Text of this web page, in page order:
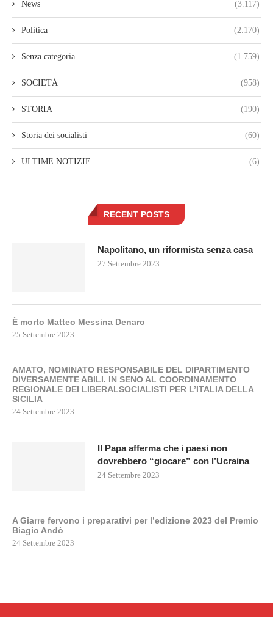
News (3.117)
Politica (2.170)
Senza categoria (1.759)
SOCIETÀ (958)
STORIA (190)
Storia dei socialisti (60)
ULTIME NOTIZIE (6)
RECENT POSTS
Napolitano, un riformista senza casa
27 Settembre 2023
È morto Matteo Messina Denaro
25 Settembre 2023
AMATO, NOMINATO RESPONSABILE DEL DIPARTIMENTO
DIVERSAMENTE ABILI. IN SENO AL COORDINAMENTO
REGIONALE DEI LIBERALSOCIALISTI PER L’ITALIA DELLA
SICILIA
24 Settembre 2023
Il Papa afferma che i paesi non
dovrebbero “giocare” con l’Ucraina
24 Settembre 2023
A Giarre fervono i preparativi per l’edizione 2023 del Premio
Biagio Andò
24 Settembre 2023